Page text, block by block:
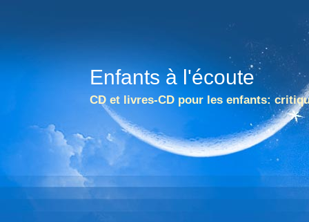
Enfants à l'écoute
CD et livres-CD pour les enfants: